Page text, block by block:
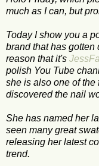
much as I can, but
Today I show you a
brand that has gotten
reason that it's
polish You Tube
she is also one of the
discovered the nail
She has named her
seen many great
releasing her latest
trend.